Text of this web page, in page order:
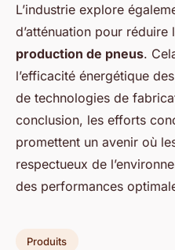
L’industrie explore
d’atténuation pour réduire
production de pneus.
l’efficacité énergétique
de technologies de
conclusion, les efforts
promettent un avenir où
respectueux de
des performances
Produits